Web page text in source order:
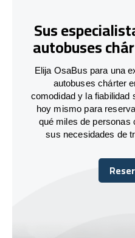
Sus
autobuses
Elija OsaBus para una
autobuses chárter
comodidad y la fiabilidad
hoy mismo para
qué miles de personas
sus necesidades de